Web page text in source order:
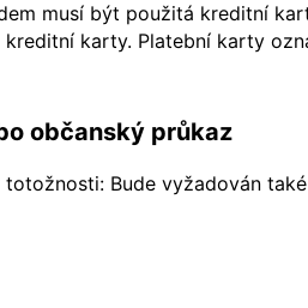
musí být použitá kreditní
karty. Platební karty
občanský průkaz
Bude vyžadován